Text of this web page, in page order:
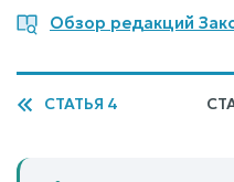
Обзор редакций
СТАТЬЯ 4